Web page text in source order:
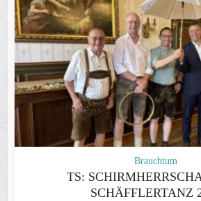
Brauchtum
TS:
SCHÄFFLERTANZ